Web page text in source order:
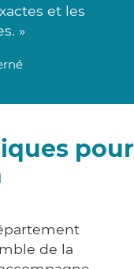
et les
»
pour
de la